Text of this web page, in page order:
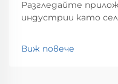
Разгледайте
индустрии като
среда, логистика и
Открийте
Виж повече